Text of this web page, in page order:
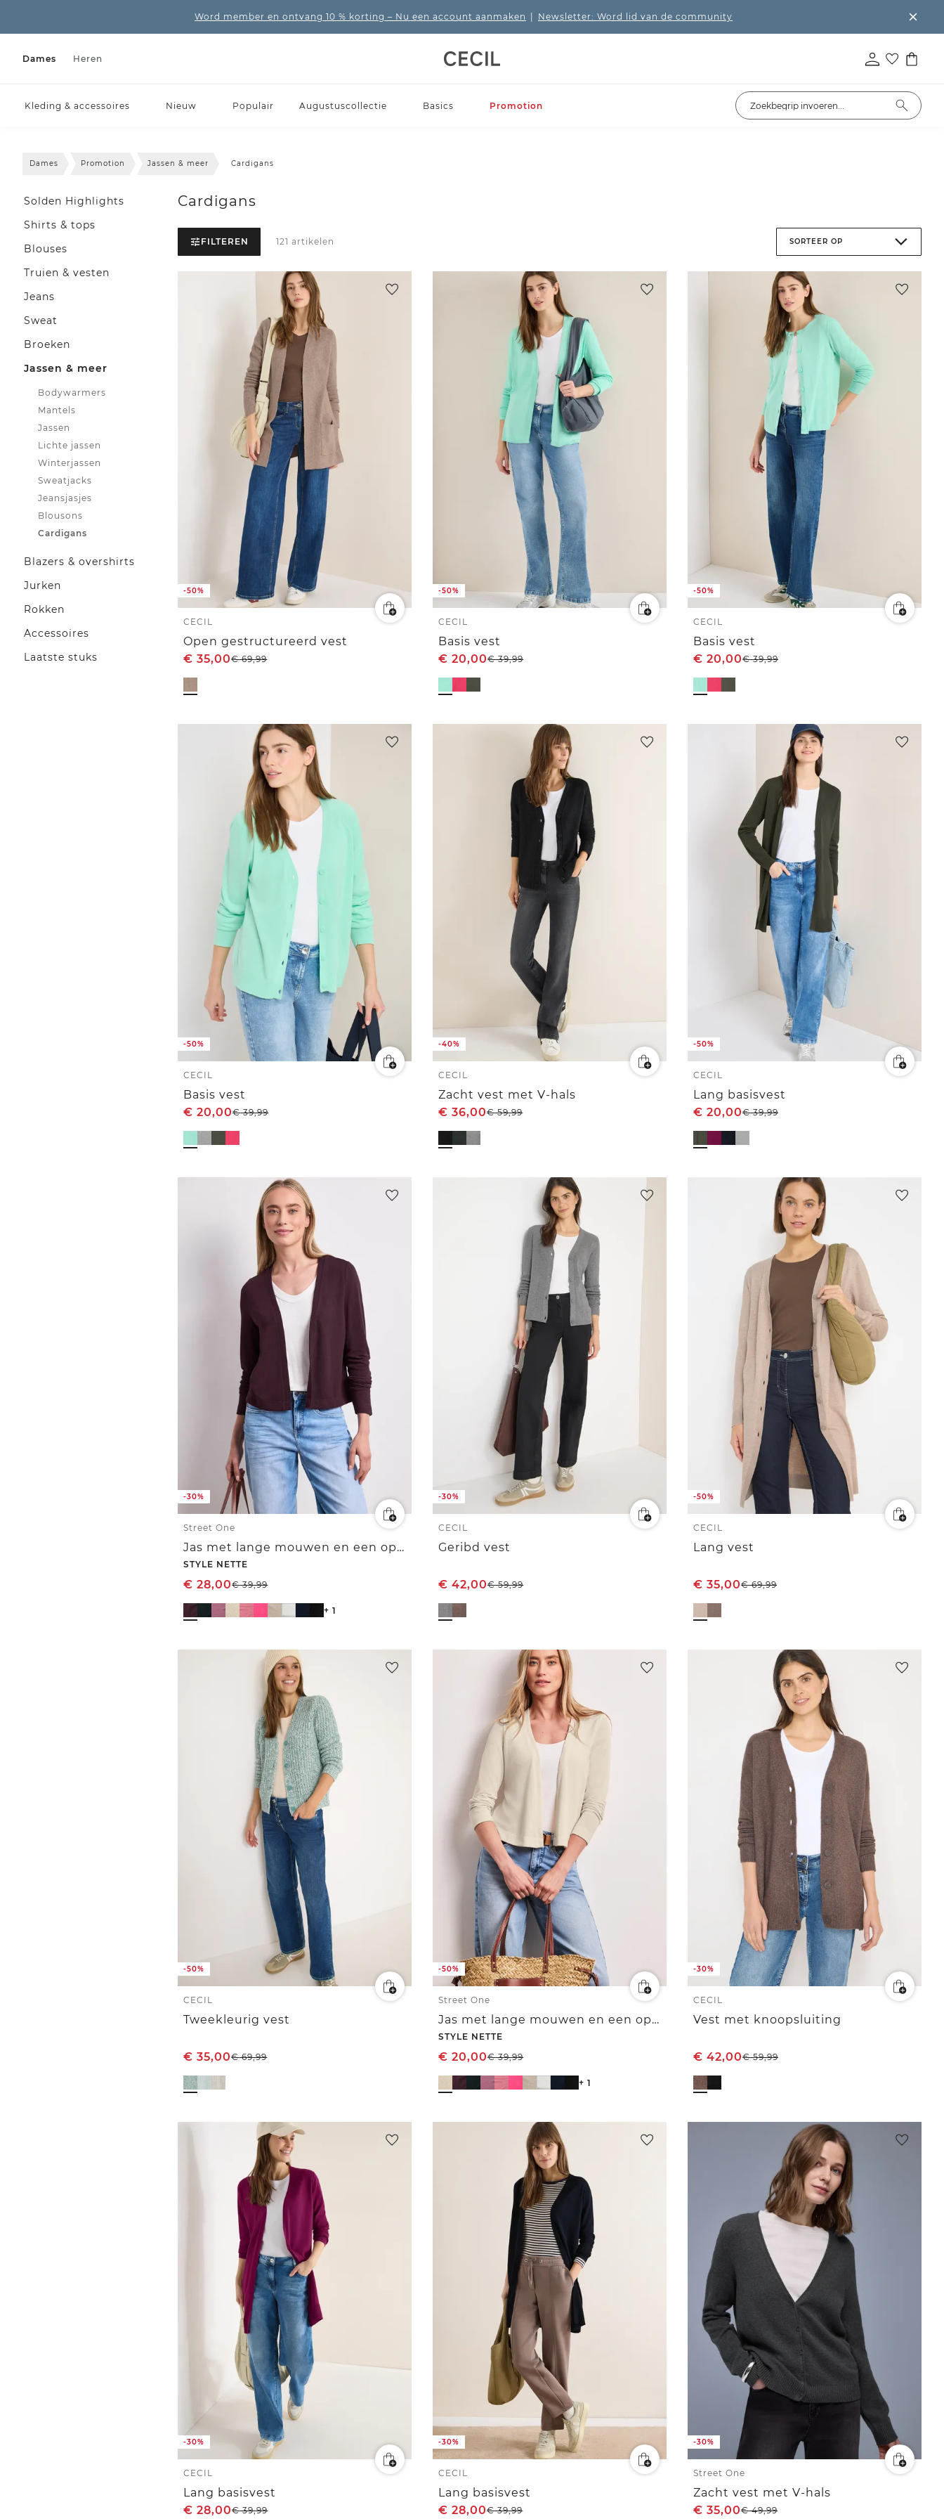
Word member en ontvang 10 % korting – Nu een account aanmaken Newsletter: Word lid van de community
Dames Heren
Kleding & accessoires Nieuw Populair Augustuscollectie Basics Promotion
Dames Promotion Jassen & meer Cardigans
Solden Highlights
Shirts & tops
Blouses
Truien & vesten
Jeans
Sweat
Broeken
Jassen & meer
Bodywarmers
Mantels
Jassen
Lichte jassen
Winterjassen
Sweatjacks
Jeansjasjes
Blousons
Cardigans
Blazers & overshirts
Jurken
Rokken
Accessoires
Laatste stuks
Cardigans
FILTEREN 121 artikelen SORTEER OP
-50%
CECIL
Open gestructureerd vest
€ 35,00€69,99
-50%
CECIL
Basis vest
€ 20,00€39,99
-50%
CECIL
Basis vest
€ 20,00€39,99
-50%
CECIL
Basis vest
€ 20,00€39,99
-40%
CECIL
Zacht vest met V-hals
€ 36,00€59,99
-50%
CECIL
Lang basisvest
€ 20,00€39,99
-30%
Street One
Jas met lange mouwen en een open pasvorm
STYLE NETTE
€ 28,00€39,99
+ 1
-30%
CECIL
Geribd vest
€ 42,00€59,99
-50%
CECIL
Lang vest
€ 35,00€69,99
-50%
CECIL
Tweekleurig vest
€ 35,00€69,99
-50%
Street One
Jas met lange mouwen en een open pasvorm
STYLE NETTE
€ 20,00€39,99
+ 1
-30%
CECIL
Vest met knoopsluiting
€ 42,00€59,99
-30%
CECIL
Lang basisvest
€ 28,00€39,99
-30%
CECIL
Lang basisvest
€ 28,00€39,99
-30%
Street One
Zacht vest met V-hals
€ 35,00€49,99